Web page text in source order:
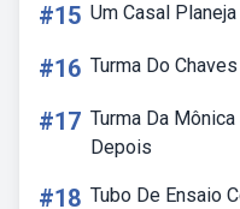
#15 Um Casal
#16 Turma Do
#17 Turma Da
Depois
#18 Tubo De Ensaio